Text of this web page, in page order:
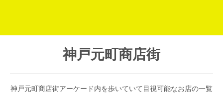
神戸元町商店街
神戸元町商店街アーケード内を歩いていて目視可能なお店の一覧